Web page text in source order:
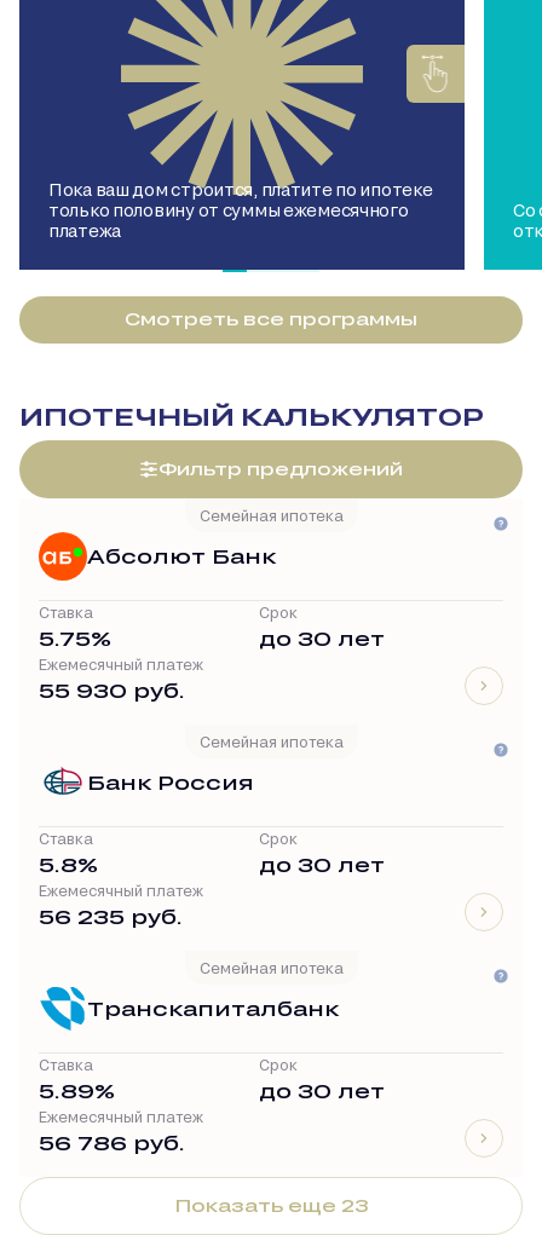
Пока ваш дом строится, платите по ипотеке
только половину от суммы ежемесячного
платежа
Со
Смотреть все программы
ИПОТЕЧНЫЙ КАЛЬКУЛЯТОР
Фильтр предложений
Семейная ипотека
Абсолют Банк
Ставка
5.75%
Срок
до 30 лет
Ежемесячный платеж
55 930 руб.
Семейная ипотека
Банк Россия
Ставка
5.8%
Срок
до 30 лет
Ежемесячный платеж
56 235 руб.
Семейная ипотека
Транскапиталбанк
Ставка
5.89%
Срок
до 30 лет
Ежемесячный платеж
56 786 руб.
Показать еще 23